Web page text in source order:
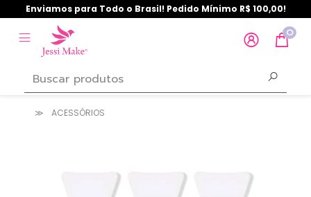
Enviamos para Todo o Brasil! Pedido Mínimo R$ 100,00!
0
ACESSÓRIOS